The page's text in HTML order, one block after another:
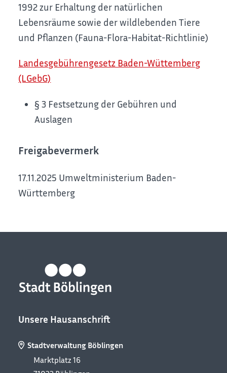
1992 zur Erhaltung der natürlichen
Lebensräume sowie der wildlebenden Tiere
und Pflanzen (Fauna-Flora-Habitat-Richtlinie)
Landesgebührengesetz Baden-Wüttemberg
(LGebG)
§ 3 Festsetzung der Gebühren und
Auslagen
Freigabevermerk
17.11.2025 Umweltministerium Baden-
Württemberg
Unsere Hausanschrift
Stadtverwaltung Böblingen
Marktplatz 16